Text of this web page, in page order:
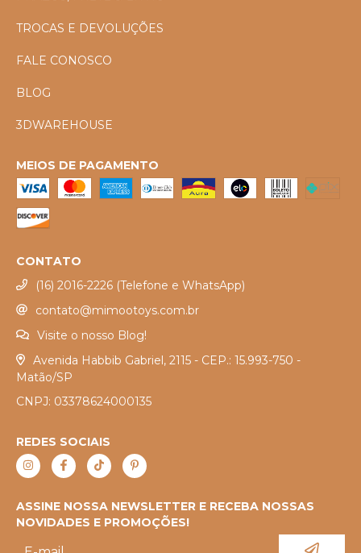
TROCAS E DEVOLUÇÕES
FALE CONOSCO
BLOG
3DWAREHOUSE
MEIOS DE PAGAMENTO
CONTATO
(16) 2016-2226 (Telefone e WhatsApp)
contato@mimootoys.com.br
Visite o nosso Blog!
Avenida Habbib Gabriel, 2115 - CEP.: 15.993-750 -
Matão/SP
CNPJ: 03378624000135
REDES SOCIAIS
ASSINE NOSSA NEWSLETTER E RECEBA NOSSAS
NOVIDADES E PROMOÇÕES!